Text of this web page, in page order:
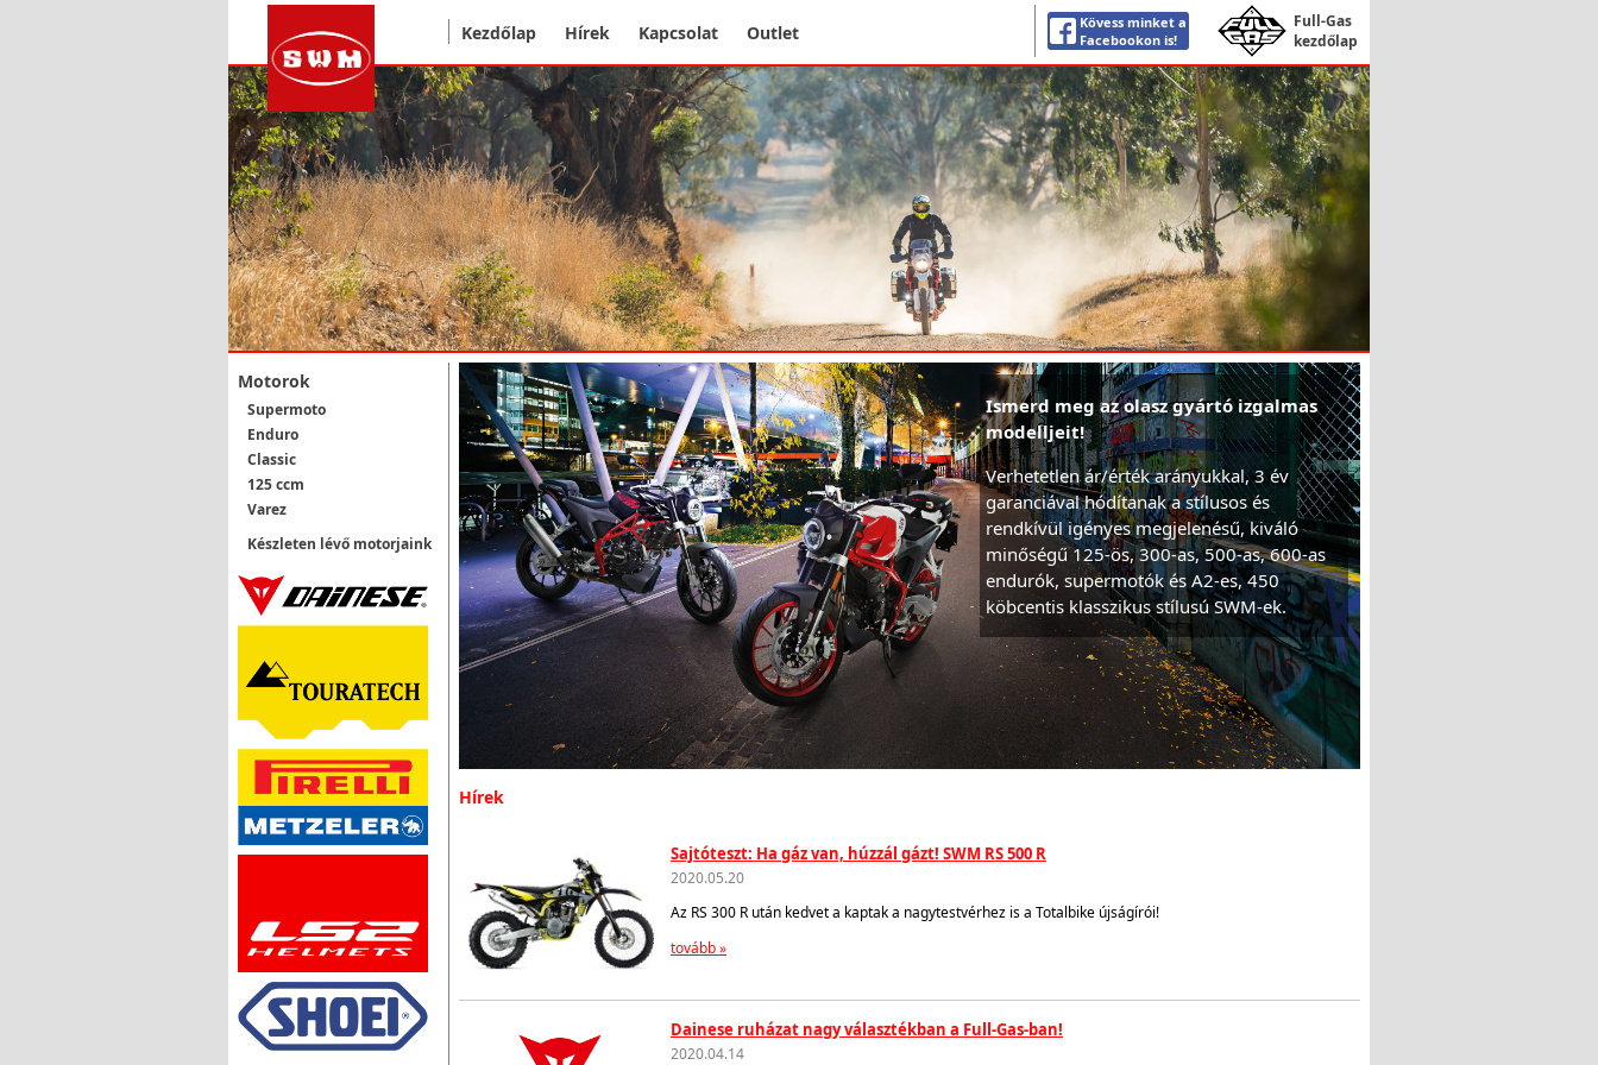
Kezdőlap Hírek Kapcsolat Outlet
Kövess minket a
Facebookon is!
Full-Gas
kezdőlap
Motorok
Supermoto
Enduro
Classic
125 ccm
Varez
Készleten lévő motorjaink
Ismerd meg az olasz gyártó izgalmas
modelljeit!
Verhetetlen ár/érték arányukkal, 3 év
garanciával hódítanak a stílusos és
rendkívül igényes megjelenésű, kiváló
minőségű 125-ös, 300-as, 500-as, 600-as
endurók, supermotók és A2-es, 450
köbcentis klasszikus stílusú SWM-ek.
Hírek
Sajtóteszt: Ha gáz van, húzzál gázt! SWM RS 500 R
2020.05.20
Az RS 300 R után kedvet a kaptak a nagytestvérhez is a Totalbike újságírói!
tovább »
Dainese ruházat nagy választékban a Full-Gas-ban!
2020.04.14